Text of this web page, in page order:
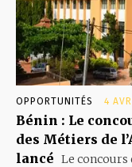
OPPORTUNITÉS 4
Bénin : Le
des Métiers de
lancé Le concours